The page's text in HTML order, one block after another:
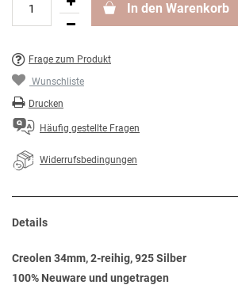
In den Warenkorb
Frage zum Produkt
Wunschliste
Drucken
Häufig gestellte Fragen
Widerrufsbedingungen
Details
Creolen 34mm, 2-reihig, 925 Silber
100% Neuware und ungetragen